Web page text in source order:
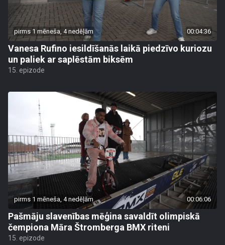
pirms 1 mēneša, 4 nedēļām 00:04:36
Vanesa Rufino iesildīšanās laikā piedzīvo kuriozu
un paliek ar saplēstām biksēm
15. epizode
pirms 1 mēneša, 4 nedēļām 00:06:06
Pašmāju slavenības mēģina savaldīt olimpiskā
čempiona Māra Štromberga BMX riteni
15. epizode